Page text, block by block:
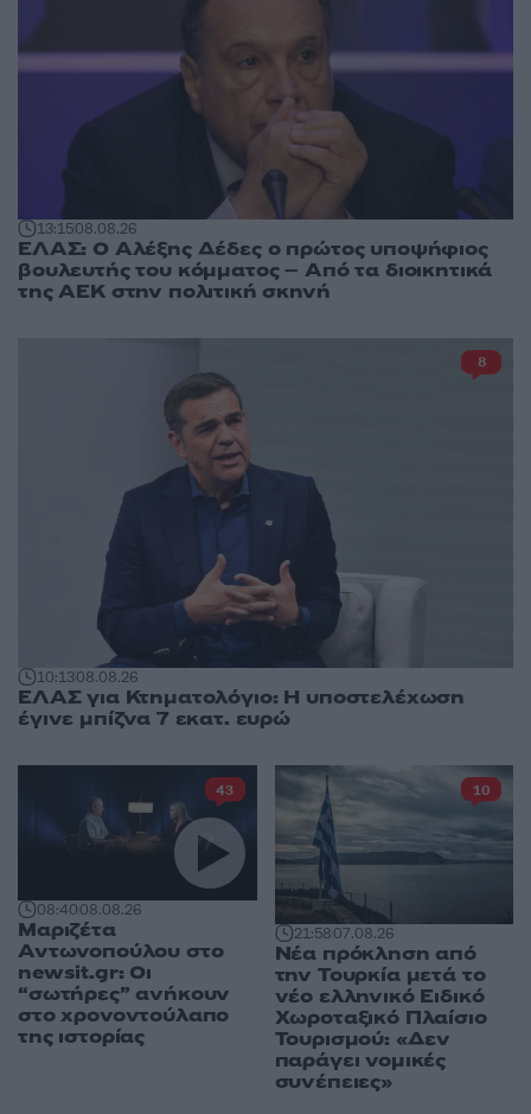
13:1508.08.26
ΕΛΑΣ: Ο Αλέξης Δέδες ο πρώτος υποψήφιος
βουλευτής του κόμματος – Από τα διοικητικά
της ΑΕΚ στην πολιτική σκηνή
10:1308.08.26
ΕΛΑΣ για Κτηματολόγιο: Η υποστελέχωση
έγινε μπίζνα 7 εκατ. ευρώ
8
08:4008.08.26
Μαριζέτα
Αντωνοπούλου στο
newsit.gr: Οι
“σωτήρες” ανήκουν
στο χρονοντούλαπο
της ιστορίας
43
21:5807.08.26
Νέα πρόκληση από
την Τουρκία μετά το
νέο ελληνικό Ειδικό
Χωροταξικό Πλαίσιο
Τουρισμού: «Δεν
παράγει νομικές
συνέπειες»
10